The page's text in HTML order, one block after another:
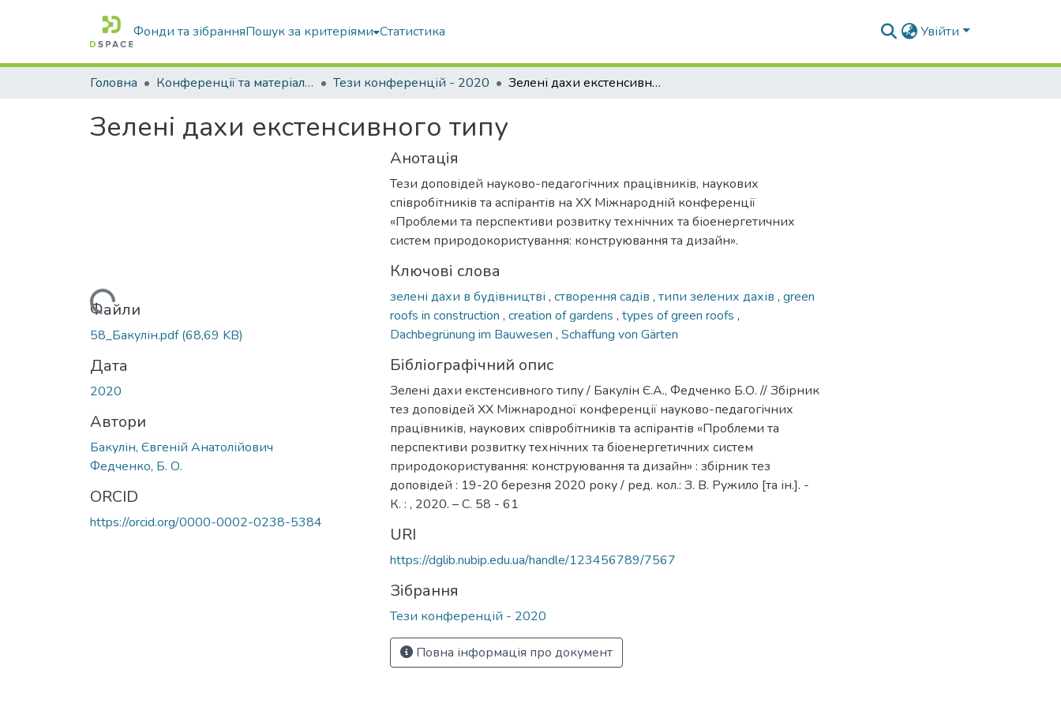
Фонди та зібранняПошук за критеріями Статистика Увійти
Головна Конференції та матеріали конференцій Тези конференцій - 2020 Зелені дахи екстенсивного типу
Зелені дахи екстенсивного типу
Вантажиться...
Файли
58_Бакулін.pdf(68,69 KB)
Дата
2020
Автори
Бакулін, Євгеній Анатолійович
Федченко, Б. О.
ORCID
https://orcid.org/0000-0002-0238-5384
Анотація
Тези доповідей науково-педагогічних працівників, наукових
співробітників та аспірантів на XX Міжнародній конференції
«Проблеми та перспективи розвитку технічних та біоенергетичних
систем природокористування: конструювання та дизайн».
Ключові слова
зелені дахи в будівництві , створення садів , типи зелених дахів , green
roofs in construction , creation of gardens , types of green roofs ,
Dachbegrünung im Bauwesen , Schaffung von Gärten
Бібліографічний опис
Зелені дахи екстенсивного типу / Бакулін Є.А., Федченко Б.О. // Збірник
тез доповідей ХX Міжнародної конференції науково-педагогічних
працівників, наукових співробітників та аспірантів «Проблеми та
перспективи розвитку технічних та біоенергетичних систем
природокористування: конструювання та дизайн» : збірник тез
доповідей : 19-20 березня 2020 року / ред. кол.: З. В. Ружило [та ін.]. -
К. : , 2020. – С. 58 - 61
URI
https://dglib.nubip.edu.ua/handle/123456789/7567
Зібрання
Тези конференцій - 2020
Повна інформація про документ